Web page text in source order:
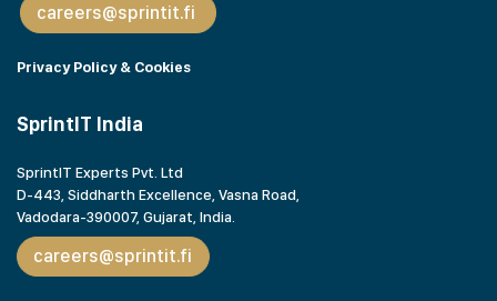
careers@sprintit.fi
Privacy Policy & Cookies
SprintIT India
SprintIT Experts Pvt. Ltd
D-443, Siddharth Excellence, Vasna Road,
Vadodara-390007, Gujarat, India.
careers@sprintit.fi